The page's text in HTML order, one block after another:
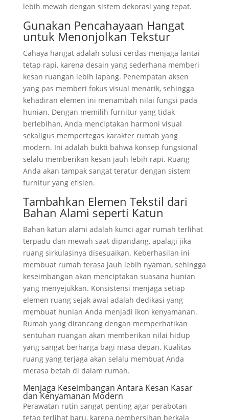
lebih mewah dengan sistem dekorasi yang tepat.
Gunakan Pencahayaan Hangat
untuk Menonjolkan Tekstur
Cahaya hangat adalah solusi cerdas menjaga lantai
tetap rapi, karena desain yang sederhana memberi
kesan ruangan lebih lapang. Penempatan aksen
yang pas memberi fokus visual menarik, sehingga
kehadiran elemen ini menambah nilai fungsi pada
hunian. Dengan memilih furnitur yang tidak
berlebihan, Anda menciptakan harmoni visual
sekaligus mempertegas karakter rumah yang
modern. Ini adalah bukti bahwa konsep fungsional
selalu memberikan kesan jauh lebih rapi. Ruang
Anda akan tampak sangat teratur dengan sistem
furnitur yang efisien.
Tambahkan Elemen Tekstil dari
Bahan Alami seperti Katun
Bahan katun alami adalah kunci agar rumah terlihat
terpadu dan mewah saat dipandang, apalagi jika
ruang sirkulasinya disesuaikan. Keberhasilan ini
membuat rumah terasa jauh lebih nyaman, sehingga
keseimbangan akan menciptakan suasana hunian
yang menyejukkan. Konsistensi menjaga setiap
elemen ruang sejak awal adalah dedikasi yang
membuat hunian Anda menjadi ikon kenyamanan.
Rumah yang dirancang dengan memperhatikan
sentuhan ruangan akan memberikan nilai hidup
yang sangat berharga bagi masa depan. Kualitas
ruang yang terjaga akan selalu membuat Anda
merasa betah di dalam rumah.
Menjaga Keseimbangan Antara Kesan Kasar
dan Kenyamanan Modern
Perawatan rutin sangat penting agar perabotan
tetap terlihat baru, karena pembersihan berkala